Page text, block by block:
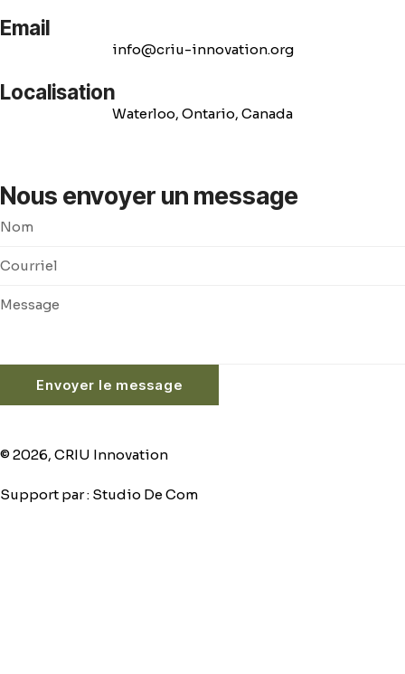
Email
info@criu-innovation.org
Localisation
Waterloo, Ontario, Canada
Nous envoyer un message
Envoyer le message
© 2026, CRIU Innovation
Support par : Studio De Com